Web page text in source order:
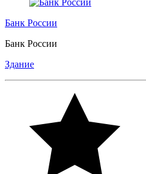
Банк России
Банк России
Здание